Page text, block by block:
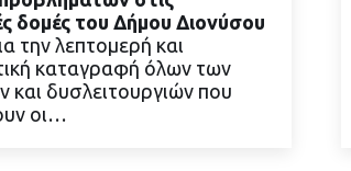
ΠΕΡΙΣΣΟΤΕΡΑ
δομές του Δήμου Διονύσου
την λεπτομερή και
καταγραφή όλων των
και δυσλειτουργιών που
οι…